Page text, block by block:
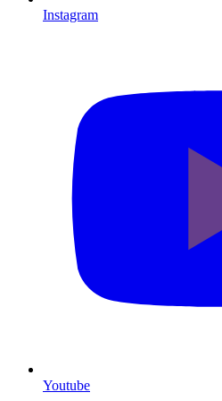
Instagram
Youtube